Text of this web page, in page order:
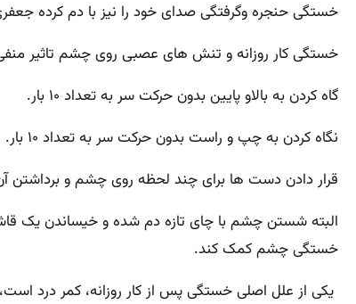
خستگی حنجره وگرفتگی صدای خود را نیز با دم کرده
خستگی کار روزانه و تنش های عصبی روی چشم تاثیر
گاه کردن به بالاو پایین بدون حرکت سر به تعداد ۱۰ بار.
نگاه کردن به چپ و راست بدون حرکت سر به تعداد ۱۰ بار.
قرار دادن دست ها برای چند لحظه روی چشم و برداشتن
خستگی چشم کمک کند.
یکی از علل اصلی خستگی پس از کار روزانه، کمر درد